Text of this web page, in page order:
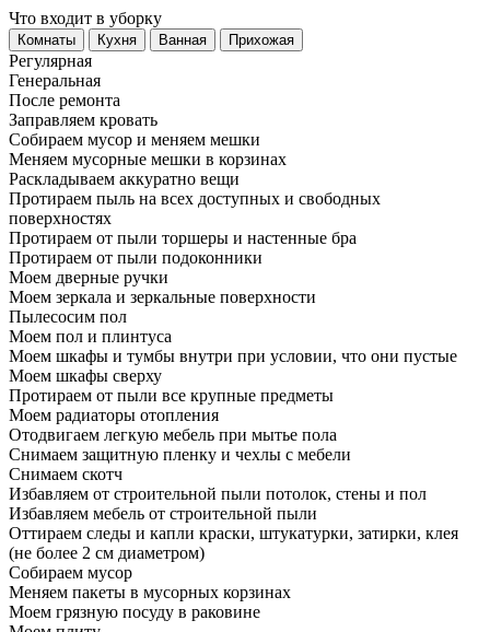
Что входит в уборку
Регу­лярная
Гене­ральная
После ремонта
Заправляем кровать
Собираем мусор и меняем мешки
Меняем мусорные мешки в корзинах
Раскладываем аккуратно вещи
Протираем пыль на всех доступных и свободных
поверхностях
Протираем от пыли торшеры и настенные бра
Протираем от пыли подоконники
Моем дверные ручки
Моем зеркала и зеркальные поверхности
Пылесосим пол
Моем пол и плинтуса
Моем шкафы и тумбы внутри при условии, что они пустые
Моем шкафы сверху
Протираем от пыли все крупные предметы
Моем радиаторы отопления
Отодвигаем легкую мебель при мытье пола
Снимаем защитную пленку и чехлы с мебели
Снимаем скотч
Избавляем от строительной пыли потолок, стены и пол
Избавляем мебель от строительной пыли
Оттираем следы и капли краски, штукатурки, затирки, клея
(не более 2 см диаметром)
Собираем мусор
Меняем пакеты в мусорных корзинах
Моем грязную посуду в раковине